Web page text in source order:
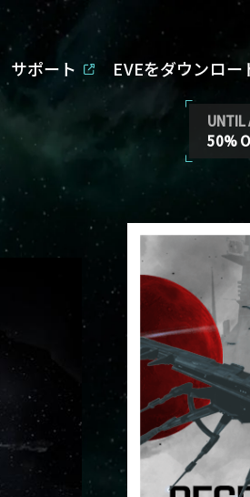
サポート EVEをダウンロー
UNTIL
50%